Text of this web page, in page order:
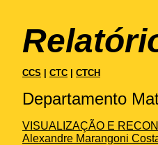
CCS CTC CTCH
Departamento
VISUALIZAÇÃO E
Alexandre Marangoni